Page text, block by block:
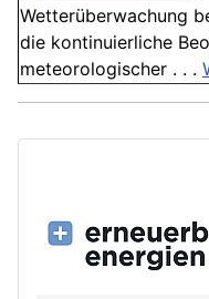
Wetterüberwachung
die kontinuierliche
meteorologischer . . .